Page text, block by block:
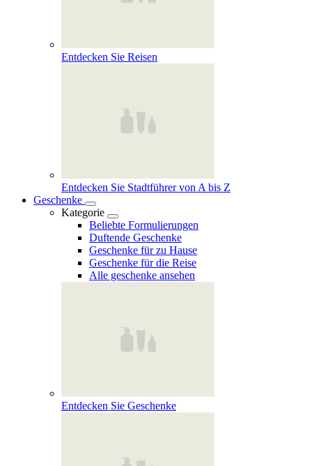
Entdecken Sie Reisen
Entdecken Sie Stadtführer von A bis Z
Geschenke
Kategorie
Beliebte Formulierungen
Duftende Geschenke
Geschenke für zu Hause
Geschenke für die Reise
Alle geschenke ansehen
Entdecken Sie Geschenke